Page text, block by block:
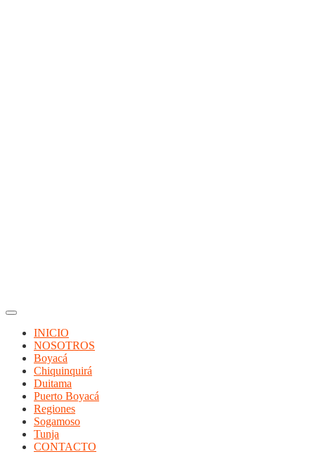
INICIO
NOSOTROS
Boyacá
Chiquinquirá
Duitama
Puerto Boyacá
Regiones
Sogamoso
Tunja
CONTACTO